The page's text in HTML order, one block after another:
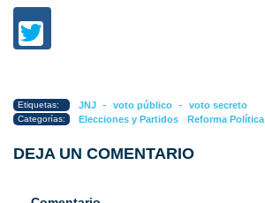
Etiquetas: JNJ - voto público - voto secreto
Categorías: Elecciones y Partidos Reforma Política
DEJA UN COMENTARIO